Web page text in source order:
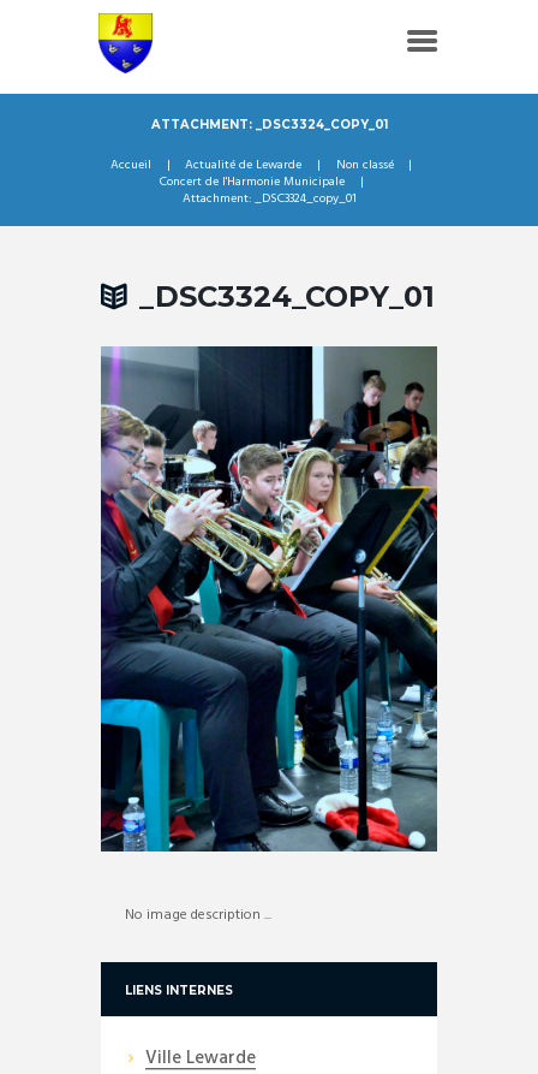
ATTACHMENT: _DSC3324_COPY_01
Accueil Actualité de Lewarde
Non classé
Concert de l'Harmonie Municipale
Attachment: _DSC3324_copy_01
_DSC3324_COPY_01
No image description ...
LIENS INTERNES
Ville Lewarde